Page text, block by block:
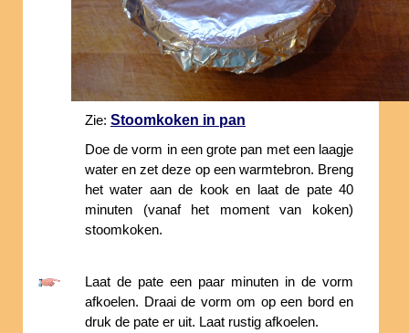
Zie: Stoomkoken in pan
Doe de vorm in een grote pan met een laagje
water en zet deze op een warmtebron. Breng
het water aan de kook en laat de pate 40
minuten (vanaf het moment van koken)
stoomkoken.
Laat de pate een paar minuten in de vorm
afkoelen. Draai de vorm om op een bord en
druk de pate er uit. Laat rustig afkoelen.